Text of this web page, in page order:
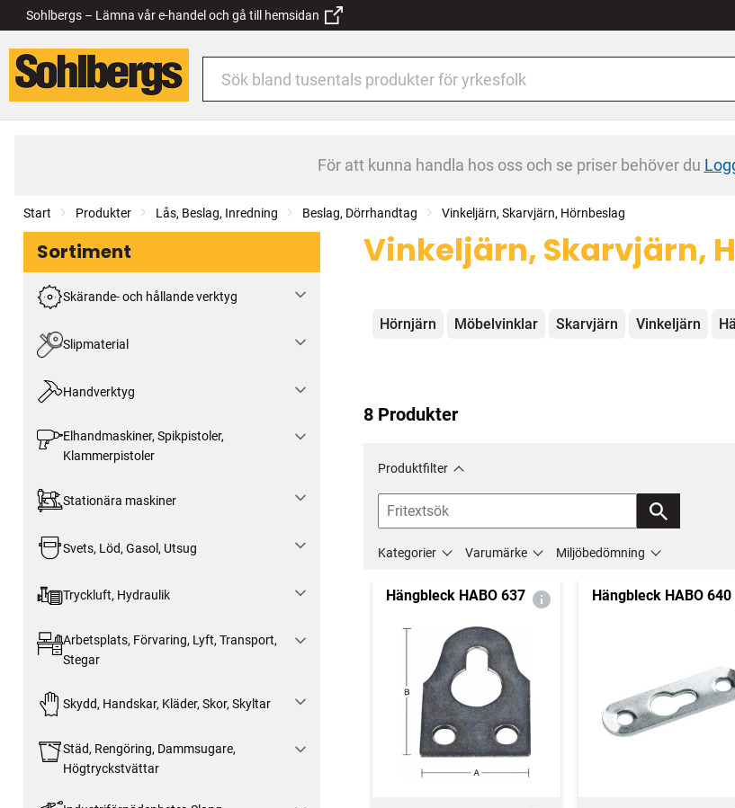
Sohlbergs – Lämna vår e-handel och gå till hemsidan
För att kunna handla hos oss och se priser behöver du
Start Produkter Lås, Beslag, Inredning Beslag, Dörrhandtag Vinkeljärn, Skarvjärn, Hörnbeslag
Sortiment
Skärande- och hållande verktyg
Slipmaterial
Handverktyg
Elhandmaskiner, Spikpistoler,
Klammerpistoler
Stationära maskiner
Svets, Löd, Gasol, Utsug
Tryckluft, Hydraulik
Arbetsplats, Förvaring, Lyft, Transport,
Stegar
Skydd, Handskar, Kläder, Skor, Skyltar
Städ, Rengöring, Dammsugare,
Högtryckstvättar
Vinkeljärn, Skarvjärn,
Kategorier
Hörnjärn Möbelvinklar Skarvjärn Vinkeljärn
8 Produkter
Produktfilter
Kategorier Varumärke Miljöbedömning
Hängbleck HABO 637 Hängbleck HABO 640